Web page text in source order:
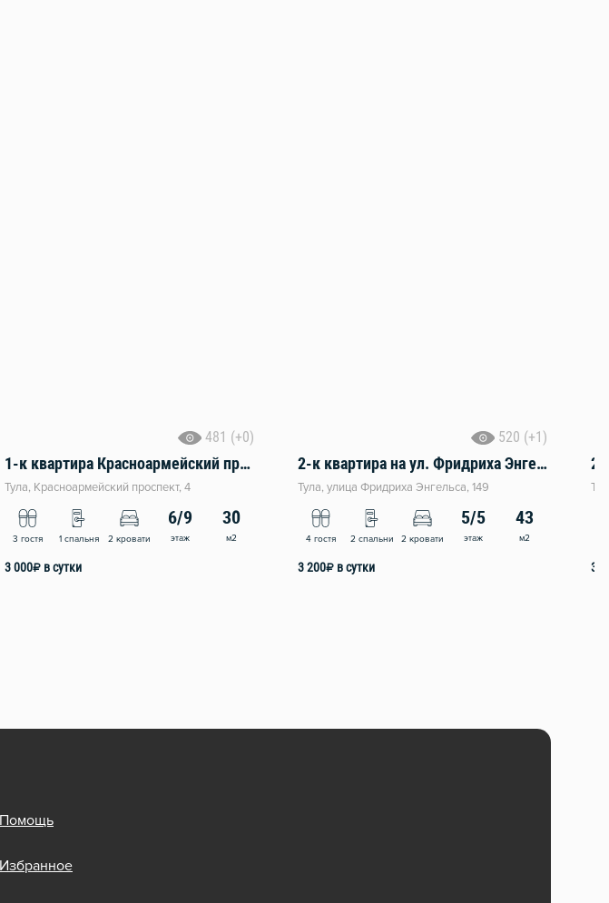
481 (+0)
1-к квартира Красноармейский пр-т, 4
Тула, Красноармейский проспект, 4
3 гостя 1 спальня 2 кровати
6/9
этаж
30
м2
3 000₽ в сутки
520 (+1)
2-к квартира на ул. Фридриха Энгельса, 149
Тула, улица Фридриха Энгельса, 149
4 гостя 2 спальни 2 кровати
5/5
этаж
43
м2
3 200₽ в сутки
2-
3
Помощь
Избранное